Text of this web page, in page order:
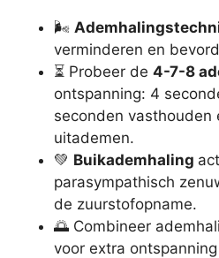
🌬️
verminderen en
⏳ Probeer de 4-7-8
ontspanning: 4
seconden vasthouden
uitademen.
💚 Buikademhaling
parasympathisch
de zuurstofopname.
🌅 Combineer
voor extra